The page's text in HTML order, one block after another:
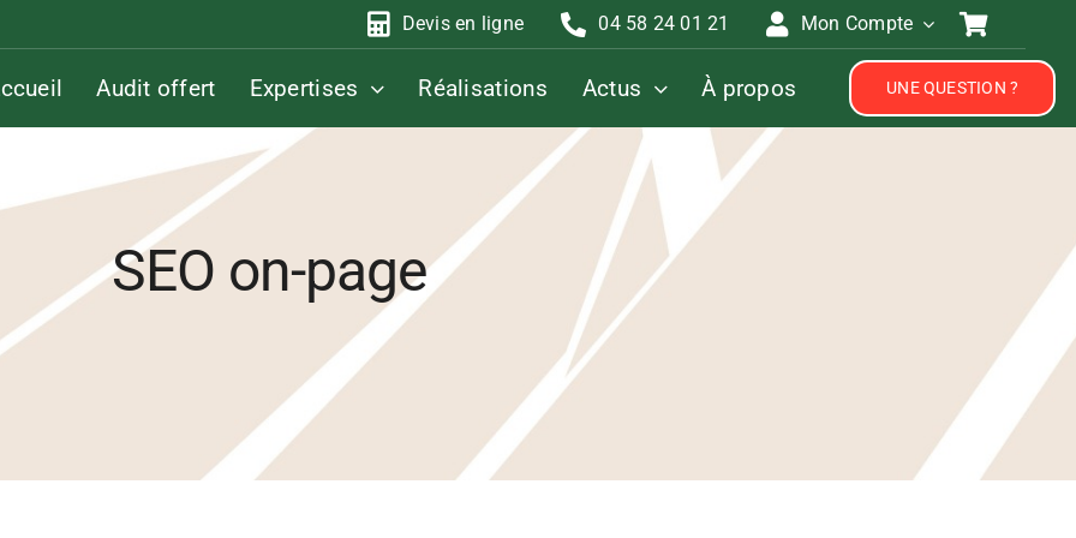
Devis en ligne 04 58 24 01 21 Mon Compte
Audit offert Expertises Réalisations Actus À propos UNE QUESTION ?
SEO on-page